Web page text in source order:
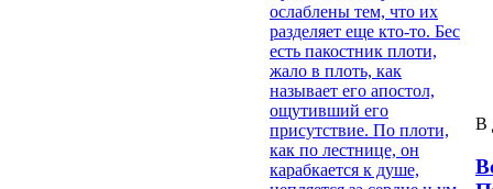
ослаблены тем, что их
разделяет еще кто-то. Бес
есть пакостник плоти,
жало в плоть, как
называет его апостол,
ощутивший его
присутствие. По плоти,
как по лестнице, он
карабкается к душе,
В